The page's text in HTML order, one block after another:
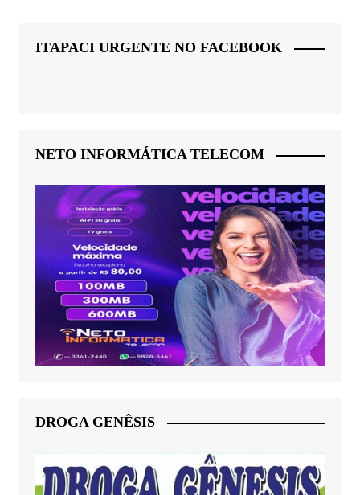
ITAPACI URGENTE NO FACEBOOK
NETO INFORMÁTICA TELECOM
DROGA GENÊSIS